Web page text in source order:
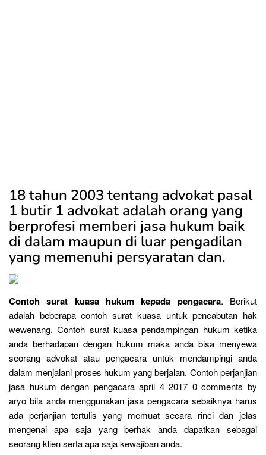
18 tahun 2003 tentang advokat pasal
1 butir 1 advokat adalah orang yang
berprofesi memberi jasa hukum baik
di dalam maupun di luar pengadilan
yang memenuhi persyaratan dan.
Contoh surat kuasa hukum kepada pengacara. Berikut
adalah beberapa contoh surat kuasa untuk pencabutan hak
wewenang. Contoh surat kuasa pendampingan hukum ketika
anda berhadapan dengan hukum maka anda bisa menyewa
seorang advokat atau pengacara untuk mendampingi anda
dalam menjalani proses hukum yang berjalan. Contoh perjanjian
jasa hukum dengan pengacara april 4 2017 0 comments by
aryo bila anda menggunakan jasa pengacara sebaiknya harus
ada perjanjian tertulis yang memuat secara rinci dan jelas
mengenai apa saja yang berhak anda dapatkan sebagai
seorang klien serta apa saja kewajiban anda.